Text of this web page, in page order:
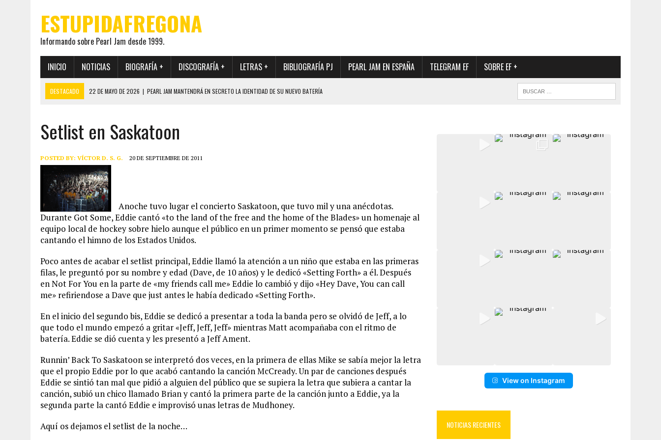
ESTUPIDAFREGONA
Informando sobre Pearl Jam desde 1999.
INICIO NOTICIAS BIOGRAFÍA + DISCOGRAFÍA + LETRAS + BIBLIOGRAFÍA PJ PEARL JAM EN ESPAÑA TELEGRAM EF SOBRE EF +
DESTACADO 22 DE MAYO DE 2026 | PEARL JAM MANTENDRÁ EN SECRETO LA IDENTIDAD DE SU NUEVO BATERÍA
12 DE MAYO DE 2026
PEARL JAM REAPARECEN EN OHANA 2026 EN MEDIO DE LA INCERTIDUMBRE SOBRE SU FUTURA FORMACIÓN
28 DE JULIO DE 2026 |
JEFF AMENT PUBLICA SINCE FOREVER, UN LIBRO CON FOTOGRAFÍAS INÉDITAS DE LA HISTORIA DE PEARL JAM
7 DE JUNIO DE 2026 | JEFF AMENT HABLA POR PRIMERA VEZ SOBRE EL FUTURO BATERÍA DE PEARL JAM
Setlist en Saskatoon
POSTED BY: VÍCTOR D. S. G. 20 DE SEPTIEMBRE DE 2011
Anoche tuvo lugar el concierto Saskatoon, que tuvo mil y una anécdotas.
Durante Got Some, Eddie cantó «to the land of the free and the home of the Blades» un homenaje al
equipo local de hockey sobre hielo aunque el público en un primer momento se pensó que estaba
cantando el himno de los Estados Unidos.
Poco antes de acabar el setlist principal, Eddie llamó la atención a un niño que estaba en las primeras
filas, le preguntó por su nombre y edad (Dave, de 10 años) y le dedicó «Setting Forth» a él. Después
en Not For You en la parte de «my friends call me» Eddie lo cambió y dijo «Hey Dave, You can call
me» refiriendose a Dave que just antes le había dedicado «Setting Forth».
En el inicio del segundo bis, Eddie se dedicó a presentar a toda la banda pero se olvidó de Jeff, a lo
que todo el mundo empezó a gritar «Jeff, Jeff, Jeff» mientras Matt acompañaba con el ritmo de
batería. Eddie se dió cuenta y les presentó a Jeff Ament.
Runnin’ Back To Saskatoon se interpretó dos veces, en la primera de ellas Mike se sabía mejor la letra
que el propio Eddie por lo que acabó cantando la canción McCready. Un par de canciones después
Eddie se sintió tan mal que pidió a alguien del público que se supiera la letra que subiera a cantar la
canción, subió un chico llamado Brian y cantó la primera parte de la canción junto a Eddie, ya la
segunda parte la cantó Eddie e improvisó unas letras de Mudhoney.
Aquí os dejamos el setlist de la noche…
View on Instagram
NOTICIAS RECIENTES